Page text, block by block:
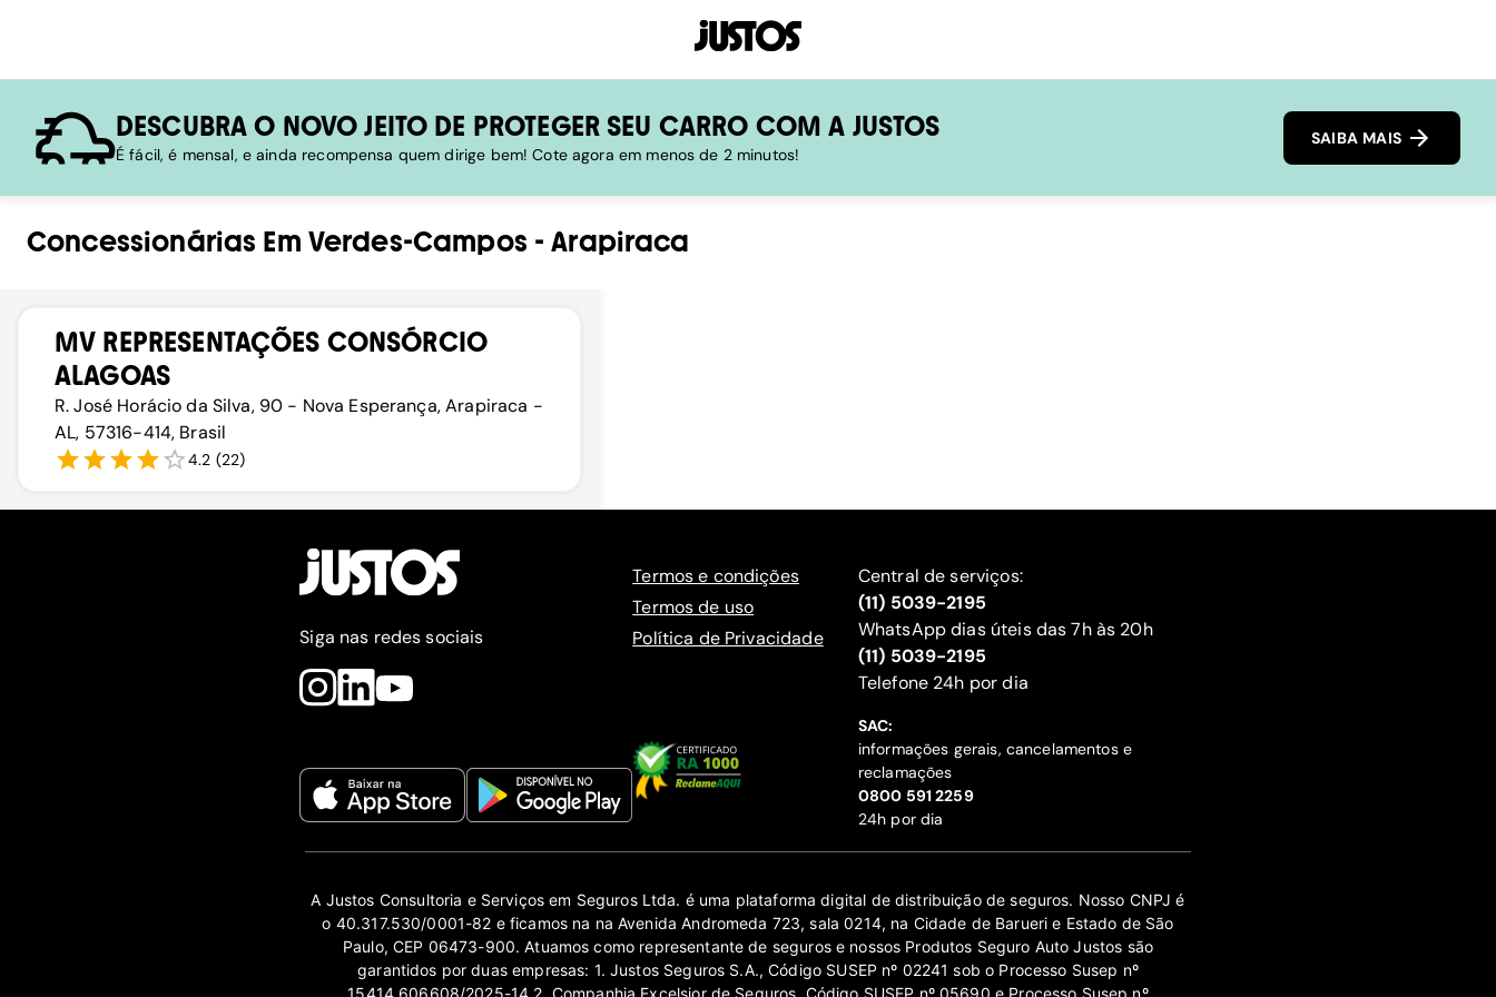
DESCUBRA O NOVO JEITO DE PROTEGER SEU CARRO COM A JUSTOS
É fácil, é mensal, e ainda recompensa quem dirige bem! Cote agora em menos de 2 minutos!
SAIBA MAIS
Concessionárias Em Verdes-Campos -Arapiraca
MV REPRESENTAÇÕES CONSÓRCIO
ALAGOAS
R. José Horácio da Silva, 90 - Nova Esperança, Arapiraca -
AL, 57316-414, Brasil
4.2 (22)
Siga nas redes sociais
Termos e condições
Termos de uso
Política de Privacidade
Central de serviços:
(11) 5039-2195
WhatsApp dias úteis das 7h às 20h
(11) 5039-2195
‍Telefone 24h por dia
SAC:
informações gerais, cancelamentos e
reclamações
‍0800 591 2259
24h por dia
A Justos Consultoria e Serviços em Seguros Ltda. é uma plataforma digital de distribuição de seguros. Nosso CNPJ é
o 40.317.530/0001-82 e ficamos na na Avenida Andromeda 723, sala 0214, na Cidade de Barueri e Estado de São
Paulo, CEP 06473-900. Atuamos como representante de seguros e nossos Produtos Seguro Auto Justos são
garantidos por duas empresas: 1. Justos Seguros S.A., Código SUSEP nº 02241 sob o Processo Susep nº
15414.606608/2025-14 2. Companhia Excelsior de Seguros, Código SUSEP nº 05690 e Processo Susep nº